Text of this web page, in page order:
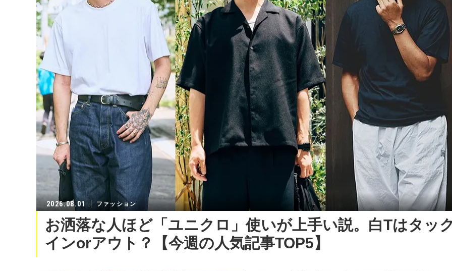
2026.08.01 ファッション
お洒落な人ほど「ユニクロ」使いが上手い説。白Tはタッ
インorアウト？【今週の人気記事TOP5】